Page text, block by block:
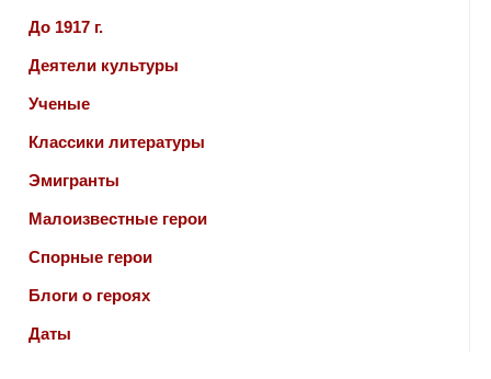
До 1917 г.
Деятели культуры
Ученые
Классики литературы
Эмигранты
Малоизвестные герои
Спорные герои
Блоги о героях
Даты